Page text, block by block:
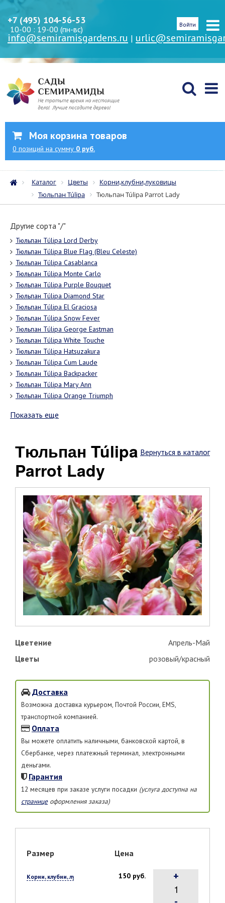
+7 (495) 104-56-53
10-00 : 19-00 (пн-вс)
info@semiramisgardens.ru |
Войти
Моя корзина товаров
0 позиций на сумму 0 руб.
Каталог Цветы
Корни,клубни,луковицы
Тюльпан Túlipa
Тюльпан Túlipa Parrot Lady
Другие сорта "/"
Тюльпан Túlipa Lord Derby
Тюльпан Túlipa Blue Flag (Bleu Celeste)
Тюльпан Túlipa Casablanca
Тюльпан Túlipa Monte Carlo
Тюльпан Túlipa Purple Bouquet
Тюльпан Túlipa Diamond Star
Тюльпан Túlipa El Graciosa
Тюльпан Túlipa Snow Fever
Тюльпан Túlipa George Eastman
Тюльпан Túlipa White Touche
Тюльпан Túlipa Hatsuzakura
Тюльпан Túlipa Cum Laude
Тюльпан Túlipa Backpacker
Тюльпан Túlipa Mary Ann
Тюльпан Túlipa Orange Triumph
Показать еще
Вернуться в каталог
Тюльпан Túlipa
Parrot Lady
Цветение
Апрель-Май
Цветы
розовый/красный
Доставка
Возможна доставка курьером, Почтой России, EMS,
транспортной компанией.
Оплата
Вы можете оплатить наличными, банковской картой, в
Сбербанке, через платежный терминал, электронными
деньгами.
Гарантия
12 месяцев при заказе услуги посадки (услуга доступна на
страницеоформления заказа)
Размер Цена
Корни, клубни, луковицы, 1 шт. 150 руб. +